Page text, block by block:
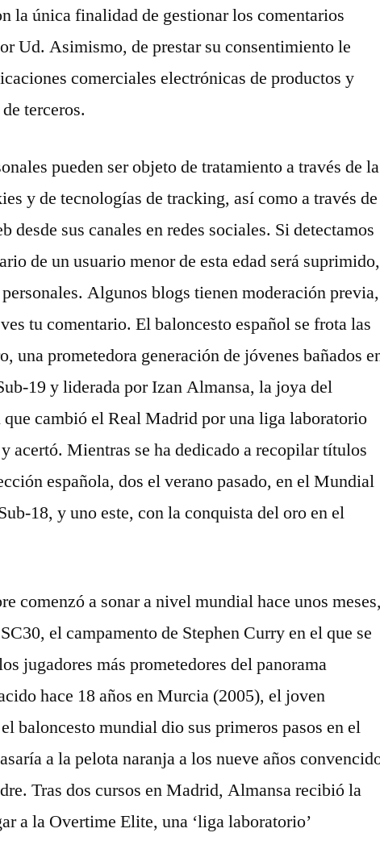
la única finalidad de gestionar los comentarios
Ud. Asimismo, de prestar su consentimiento le
comerciales electrónicas de productos y
terceros.
pueden ser objeto de tratamiento a través de la
y de tecnologías de tracking, así como a través de
desde sus canales en redes sociales. Si detectamos
de un usuario menor de esta edad será suprimido,
Algunos blogs tienen moderación previa,
tu comentario. El baloncesto español se frota las
una prometedora generación de jóvenes bañados
19 y liderada por Izan Almansa, la joya del
que cambió el Real Madrid por una liga laboratorio
acertó. Mientras se ha dedicado a recopilar títulos
española, dos el verano pasado, en el Mundial
18, y uno este, con la conquista del oro en el
comenzó a sonar a nivel mundial hace unos meses,
el campamento de Stephen Curry en el que se
jugadores más prometedores del panorama
hace 18 años en Murcia (2005), el joven
baloncesto mundial dio sus primeros pasos en el
a la pelota naranja a los nueve años
Tras dos cursos en Madrid, Almansa recibió la
a la Overtime Elite, una ‘liga laboratorio’